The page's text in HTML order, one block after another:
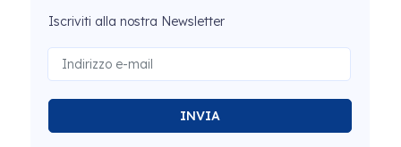
Iscriviti alla nostra Newsletter
INVIA